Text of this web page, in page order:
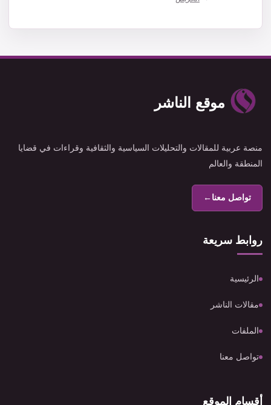
موقع الناشر
منصة عربية للمقالات والتحليلات السياسية والثقافية وقراءات في قضايا
المنطقة والعالم
تواصل معنا←
روابط سريعة
الرئيسية
مقالات الناشر
الملفات
تواصل معنا
أقسام الموقع